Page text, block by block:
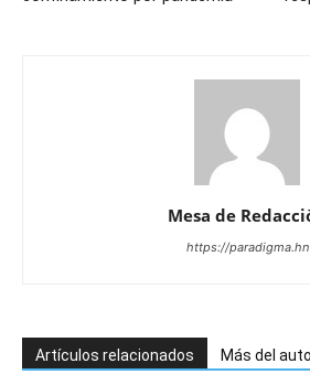
Mesa de
https://paradigma.hn
Artículos relacionados Más del